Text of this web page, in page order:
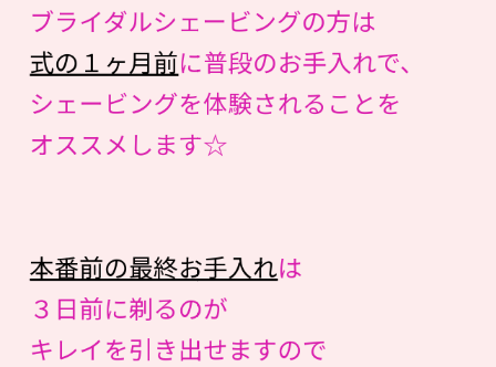
ブライダルシェービングの方は
式の１ヶ月前に普段のお手入れで、
シェービングを体験されることを
オススメします☆
本番前の最終お手入れは
３日前に剃るのが
キレイを引き出せますので